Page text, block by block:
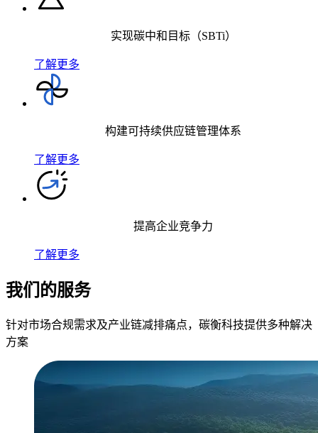
实现碳中和目标（SBTi）
了解更多
构建可持续供应链管理体系
了解更多
提高企业竞争力
了解更多
我们的服务
针对市场合规需求及产业链减排痛点，碳衡科技提供多种解决
方案